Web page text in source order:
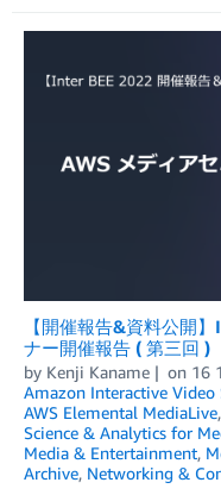
【開催報告&資料公開
ナー開催報告 ( 第三回 )
by Kenji Kaname on 16
Amazon Interactive Video
AWS Elemental MediaLive,
Science & Analytics for
Media & Entertainment,
Archive, Networking &